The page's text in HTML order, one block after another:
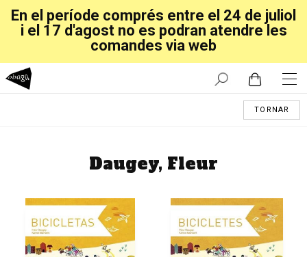
En el període comprés entre el 24 de juliol
i el 17 d'agost no es podran atendre les
comandes via web
TORNAR
Daugey, Fleur